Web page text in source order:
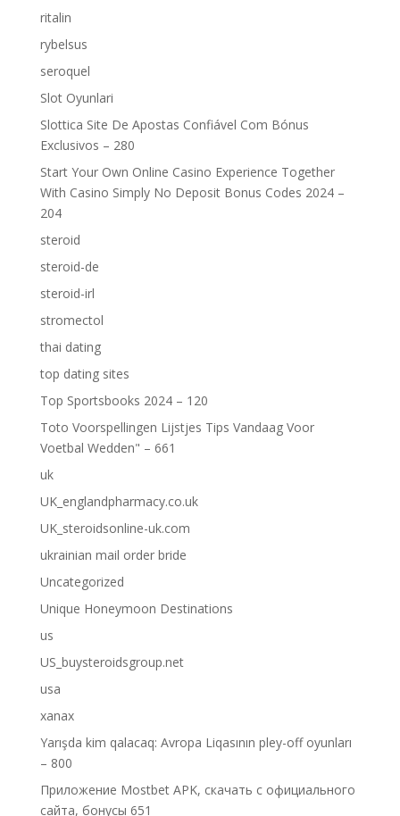
ritalin
rybelsus
seroquel
Slot Oyunlari
Slottica Site De Apostas Confiável Com Bónus
Exclusivos – 280
Start Your Own Online Casino Experience Together
With Casino Simply No Deposit Bonus Codes 2024 –
204
steroid
steroid-de
steroid-irl
stromectol
thai dating
top dating sites
Top Sportsbooks 2024 – 120
Toto Voorspellingen Lijstjes Tips Vandaag Voor
Voetbal Wedden" – 661
uk
UK_englandpharmacy.co.uk
UK_steroidsonline-uk.com
ukrainian mail order bride
Uncategorized
Unique Honeymoon Destinations
us
US_buysteroidsgroup.net
usa
xanax
Yarışda kim qalacaq: Avropa Liqasının pley-off oyunları
– 800
Приложение Mostbet APK, скачать с официального
сайта, бонусы 651